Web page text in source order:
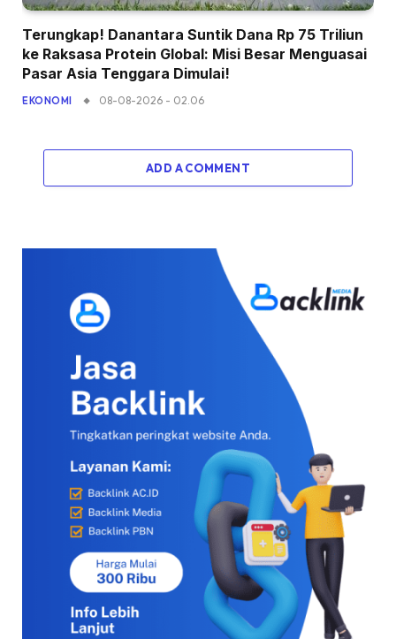
Terungkap! Danantara Suntik Dana Rp 75 Triliun
ke Raksasa Protein Global: Misi Besar Menguasai
Pasar Asia Tenggara Dimulai!
EKONOMI 08-08-2026 - 02.06
ADD A COMMENT